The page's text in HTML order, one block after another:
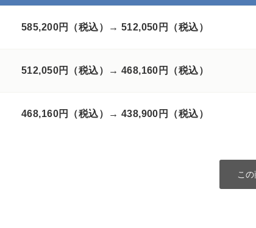
585,200円（税込）→ 512,050円（税込）
512,050円（税込）→ 468,160円（税込）
468,160円（税込）→ 438,900円（税込）
こ